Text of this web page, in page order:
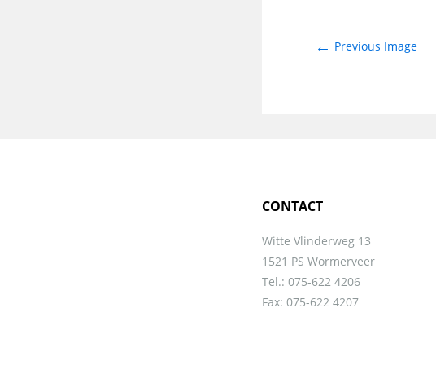
← Previous Image
CONTACT
Witte Vlinderweg 13
1521 PS Wormerveer
Tel.: 075-622 4206
Fax: 075-622 4207